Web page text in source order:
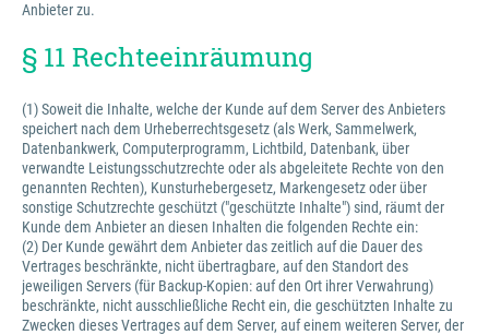
Anbieter zu.
§ 11 Rechteeinräumung
(1) Soweit die Inhalte, welche der Kunde auf dem Server des Anbieters
speichert nach dem Urheberrechtsgesetz (als Werk, Sammelwerk,
Datenbankwerk, Computerprogramm, Lichtbild, Datenbank, über
verwandte Leistungsschutzrechte oder als abgeleitete Rechte von den
genannten Rechten), Kunsturhebergesetz, Markengesetz oder über
sonstige Schutzrechte geschützt ("geschützte Inhalte") sind, räumt der
Kunde dem Anbieter an diesen Inhalten die folgenden Rechte ein:
(2) Der Kunde gewährt dem Anbieter das zeitlich auf die Dauer des
Vertrages beschränkte, nicht übertragbare, auf den Standort des
jeweiligen Servers (für Backup-Kopien: auf den Ort ihrer Verwahrung)
beschränkte, nicht ausschließliche Recht ein, die geschützten Inhalte zu
Zwecken dieses Vertrages auf dem Server, auf einem weiteren Server, der